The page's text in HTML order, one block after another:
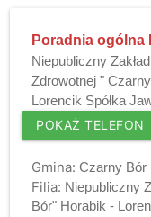
Poradnia ogólna
Niepubliczny
Zdrowotnej "
Lorencik Spółka
POKAŻ TELEFON
Gmina: Czarny Bór
Filia: Niepubliczny
Bór" Horabik -